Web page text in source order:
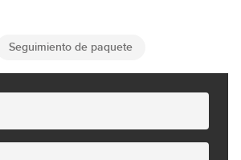
Seguimiento de paquete